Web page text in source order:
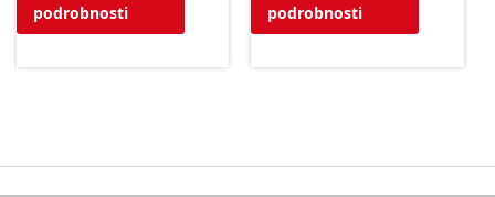
podrobnosti
podrobnosti